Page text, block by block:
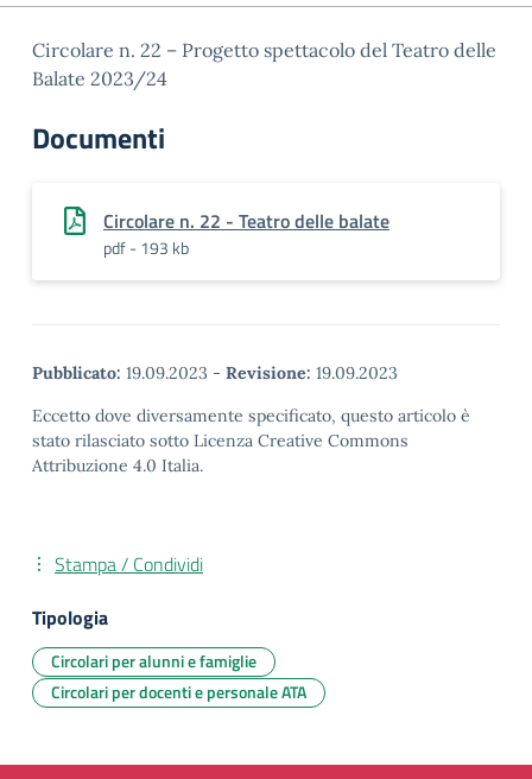
Circolare n. 22 – Progetto spettacolo del Teatro delle
Balate 2023/24
Documenti
Circolare n. 22 - Teatro delle balate
pdf - 193 kb
Pubblicato: 19.09.2023 - Revisione: 19.09.2023
Eccetto dove diversamente specificato, questo articolo è
stato rilasciato sotto Licenza Creative Commons
Attribuzione 4.0 Italia.
Stampa / Condividi
Tipologia
Circolari per alunni e famiglie
Circolari per docenti e personale ATA